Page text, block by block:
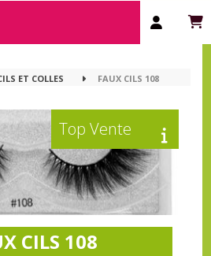
ET COLLES FAUX CILS 108
CILS 108